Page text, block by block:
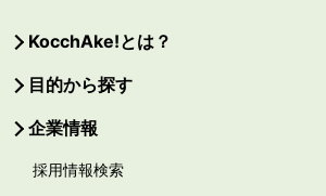
KocchAke!とは？
目的から探す
企業情報
採用情報検索